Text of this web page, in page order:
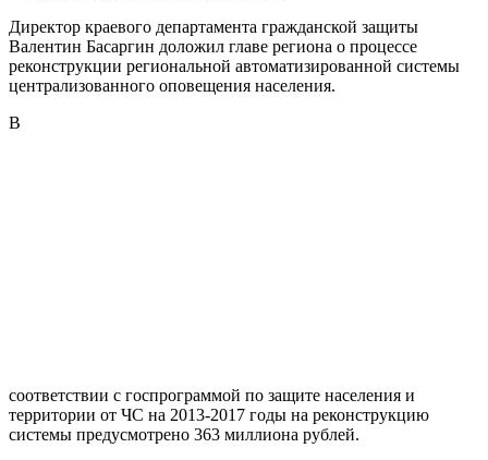
Директор краевого департамента гражданской защиты
Валентин Басаргин доложил главе региона о процессе
реконструкции региональной автоматизированной системы
централизованного оповещения населения.
В
соответствии с госпрограммой по защите населения и
территории от ЧС на 2013-2017 годы на реконструкцию
системы предусмотрено 363 миллиона рублей.